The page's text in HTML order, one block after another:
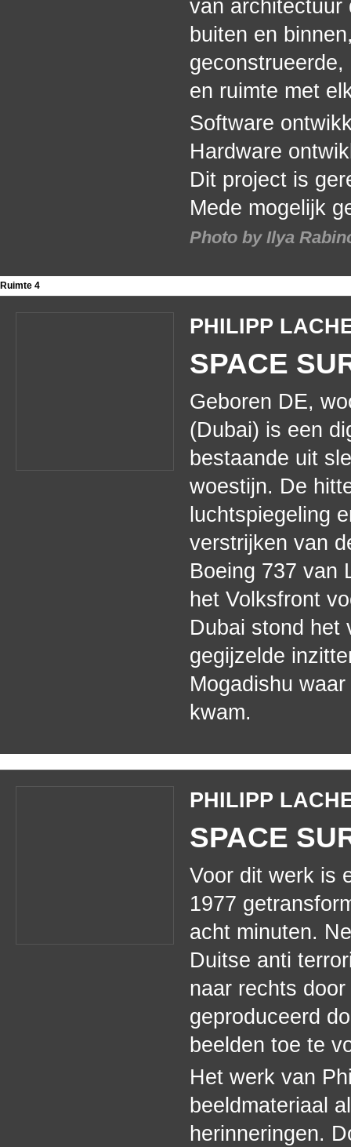
van architectuur
buiten en
en ruimte met
Software
Hardware
Dit project is
Mede mogelijk
Photo by Ilya
Ruimte 4
PHILIPP
SPACE
Geboren DE,
(Dubai) is een
bestaande uit
woestijn. De
luchtspiegeling
verstrijken van
Boeing 737 van
het Volksfront
Dubai stond het
gegijzelde
Mogadishu
kwam.
PHILIPP
SPACE
Voor dit werk is
1977
acht minuten.
Duitse anti
naar rechts
geproduceerd
beelden toe te
Het werk van
beeldmateriaal
herinneringen.